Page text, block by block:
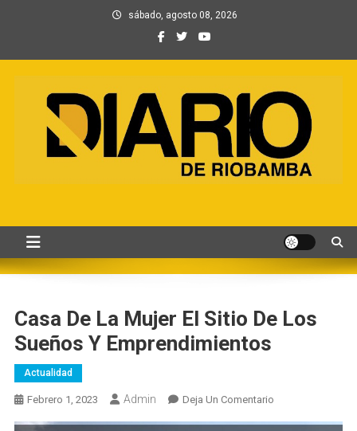
sábado, agosto 08, 2026
y Contenidos digitales
Casa De La Mujer El Sitio De Los
Sueños Y Emprendimientos
Actualidad
Febrero 1, 2023 Admin Deja Un ComentarioEn